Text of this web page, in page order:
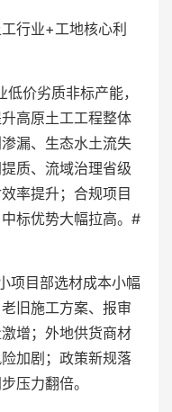
行业+工地核心利
价劣质非标产能，
高原土工工程整体
漏、生态水土流失
质、流域治理省级
率提升；合规项目
标优势大幅拉高。#
项目部选材成本小幅
旧施工方案、报审
增；外地供货商材
加剧；政策新规落
压力翻倍。